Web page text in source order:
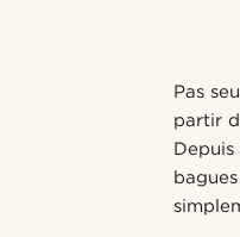
Pas
partir